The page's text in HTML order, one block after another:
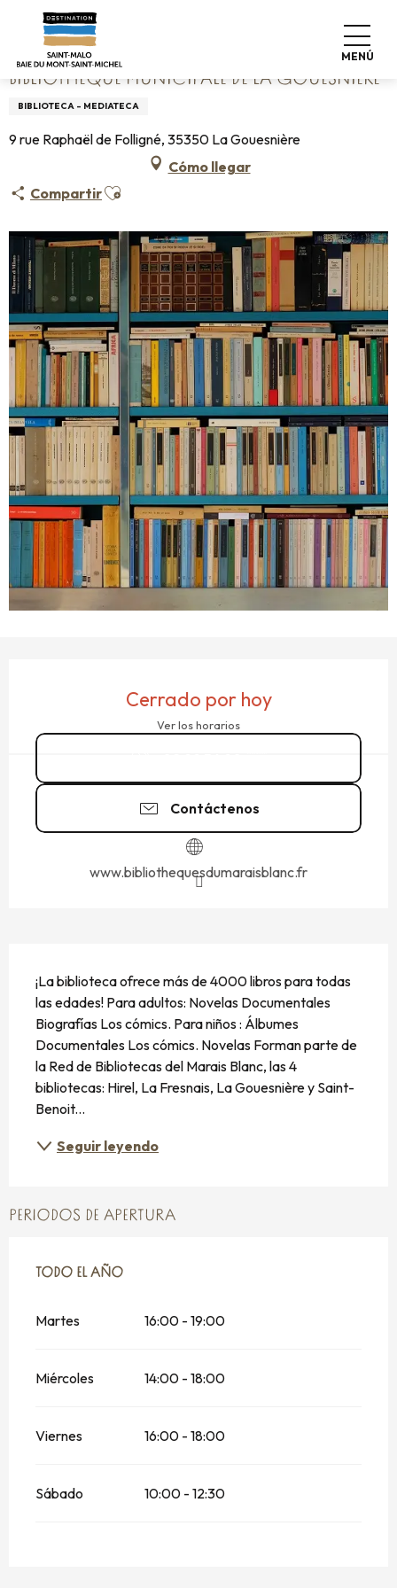
contenu
principal
MENÚ
Home Bibliothèque municipale de la Gouesnière
BIBLIOTHÈQUE MUNICIPALE DE LA GOUESNIÈRE
BIBLIOTECA - MEDIATECA
9 rue Raphaël de Folligné, 35350 La Gouesnière
Cómo llegar
CompartirAjouter aux favoris
Cerrado por hoy
Ver los horarios
Contáctenos
www.bibliothequesdumaraisblanc.fr
¡La biblioteca ofrece más de 4000 libros para todas
las edades! Para adultos: Novelas Documentales
Biografías Los cómics. Para niños : Álbumes
Documentales Los cómics. Novelas Forman parte de
la Red de Bibliotecas del Marais Blanc, las 4
bibliotecas: Hirel, La Fresnais, La Gouesnière y Saint-
Benoit...
Seguir leyendo
PERIODOS DE APERTURA
TODO EL AÑO
TODO EL AÑO
Martes 16:00 - 19:00
Miércoles 14:00 - 18:00
Viernes 16:00 - 18:00
Sábado 10:00 - 12:30